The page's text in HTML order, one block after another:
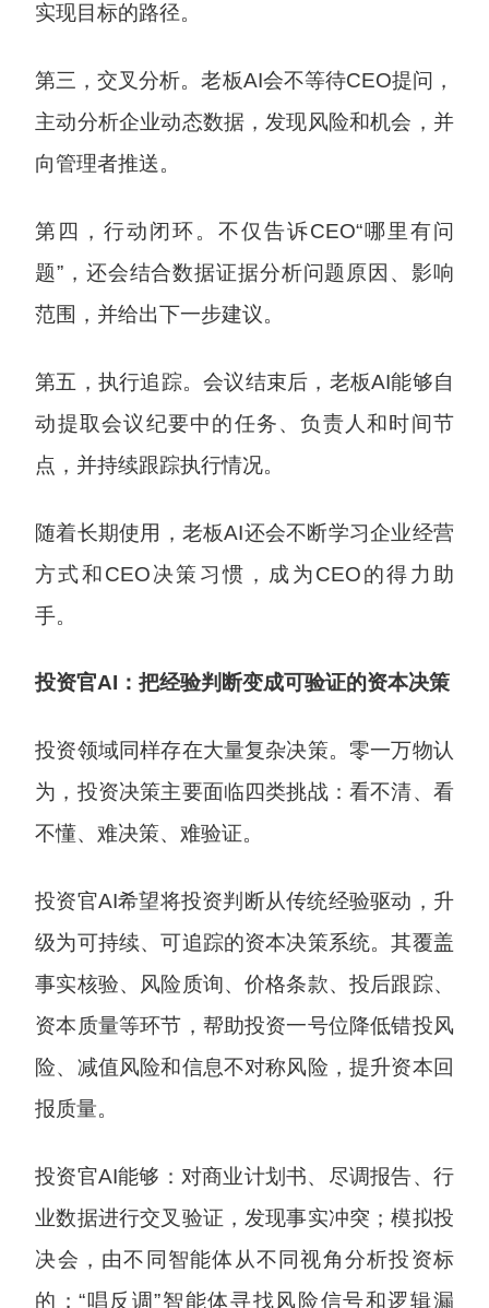
实现目标的路径。
第三，交叉分析。老板AI会不等待CEO提问，
主动分析企业动态数据，发现风险和机会，并
向管理者推送。
第四，行动闭环。不仅告诉CEO“哪里有问
题”，还会结合数据证据分析问题原因、影响
范围，并给出下一步建议。
第五，执行追踪。会议结束后，老板AI能够自
动提取会议纪要中的任务、负责人和时间节
点，并持续跟踪执行情况。
随着长期使用，老板AI还会不断学习企业经营
方式和CEO决策习惯，成为CEO的得力助
手。
投资官AI：把经验判断变成可验证的资本决策
投资领域同样存在大量复杂决策。零一万物认
为，投资决策主要面临四类挑战：看不清、看
不懂、难决策、难验证。
投资官AI希望将投资判断从传统经验驱动，升
级为可持续、可追踪的资本决策系统。其覆盖
事实核验、风险质询、价格条款、投后跟踪、
资本质量等环节，帮助投资一号位降低错投风
险、减值风险和信息不对称风险，提升资本回
报质量。
投资官AI能够：对商业计划书、尽调报告、行
业数据进行交叉验证，发现事实冲突；模拟投
决会，由不同智能体从不同视角分析投资标
的；“唱反调”智能体寻找风险信号和逻辑漏